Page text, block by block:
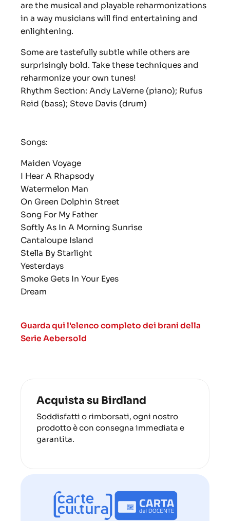
are the musical and playable reharmonizations
in a way musicians will find entertaining and
enlightening.
Some are tastefully subtle while others are
surprisingly bold. Take these techniques and
reharmonize your own tunes!
Rhythm Section: Andy LaVerne (piano); Rufus
Reid (bass); Steve Davis (drum)
Songs:
Maiden Voyage
I Hear A Rhapsody
Watermelon Man
On Green Dolphin Street
Song For My Father
Softly As In A Morning Sunrise
Cantaloupe Island
Stella By Starlight
Yesterdays
Smoke Gets In Your Eyes
Dream
Guarda qui l'elenco completo dei brani della
Serie Aebersold
Acquista su Birdland
Soddisfatti o rimborsati, ogni nostro
prodotto è con consegna immediata e
garantita.